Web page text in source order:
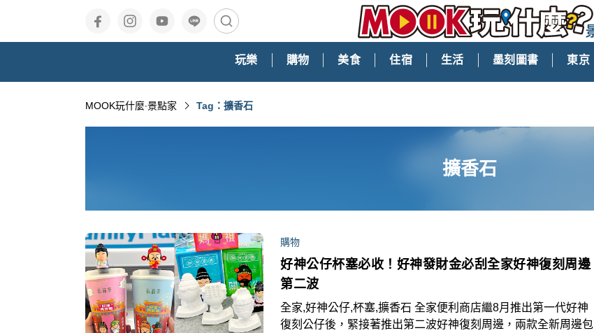
玩樂 購物 美食 住宿 生活 墨刻圖書 東京
MOOK玩什麼‧景點家 Tag：擴香石
擴香石
購物
好神公仔杯塞必收！好神發財金必刮全家好神復刻周邊
第二波
全家,好神公仔,杯塞,擴香石 全家便利商店繼8月推出第一代好神
復刻公仔後，緊接著推出第二波好神復刻周邊，兩款全新周邊包